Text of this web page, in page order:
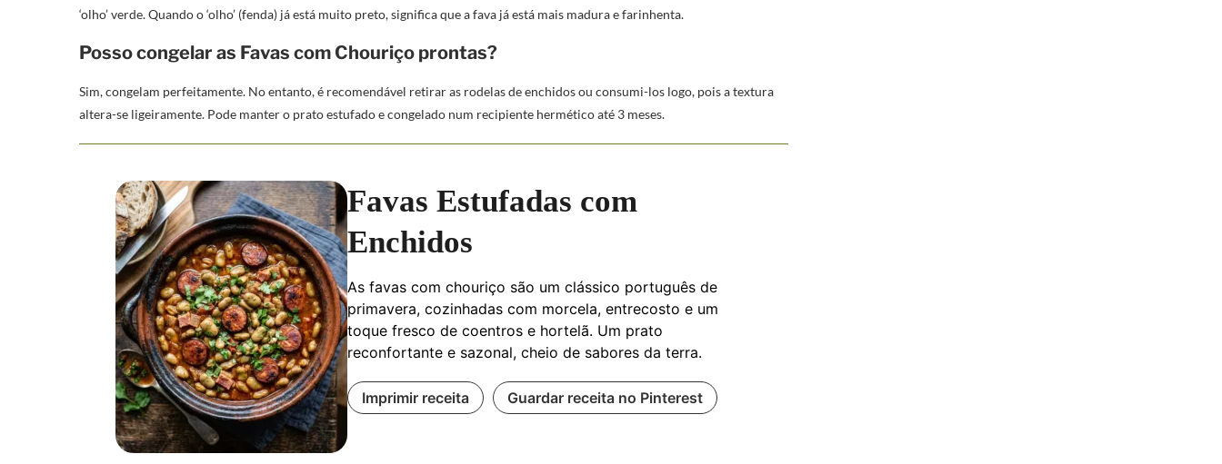
‘olho’ verde. Quando o ‘olho’ (fenda) já está muito preto, significa que a fava já está mais madura e farinhenta.
Posso congelar as Favas com Chouriço prontas?
Sim, congelam perfeitamente. No entanto, é recomendável retirar as rodelas de enchidos ou consumi-los logo, pois a textura
altera-se ligeiramente. Pode manter o prato estufado e congelado num recipiente hermético até 3 meses.
Favas Estufadas com
Enchidos
As favas com chouriço são um clássico português de
primavera, cozinhadas com morcela, entrecosto e um
toque fresco de coentros e hortelã. Um prato
reconfortante e sazonal, cheio de sabores da terra.
Imprimir receita Guardar receita no Pinterest